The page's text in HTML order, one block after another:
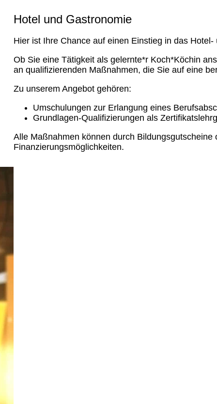
Hotel und Gastronomie
Hier ist Ihre Chance auf einen Einstieg in das
Ob Sie eine Tätigkeit als gelernte*r Koch*Köchin
an qualifizierenden Maßnahmen, die Sie auf eine
Zu unserem Angebot gehören:
Umschulungen zur Erlangung eines
Grundlagen-Qualifizierungen als
Alle Maßnahmen können durch
Finanzierungsmöglichkeiten.